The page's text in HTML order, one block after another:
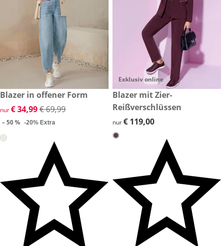
reduzierter Preis € 34,99, vorheriger Preis: € 69,99
-50 %
Blazer in offener Form
reduzierter Preis € 34,99, vorheriger Preis: € 69,99
nur€ 34,99€ 69,99
– 50 % -20% Extra
Exklusiv online
€ 119,00
Blazer mit Zier-
Reißverschlüssen
€ 119,00
nur€ 119,00